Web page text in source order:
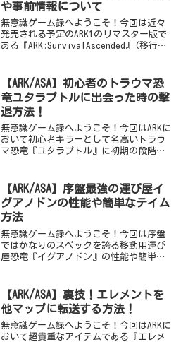
や事前情報について
無意識ゲーム録へようこそ！今回は近々
発売される予定のARK1のリマスター版で
ある『ARK:SurvivalAscended』(移行
す！Ark:SurvivalEvo...
【ARK/ASA】初心者のトラウマ恐
竜ユタラプトルに出会った時の撃
退方法！
無意識ゲーム録へようこそ！今回はARKに
おいて初心者キラーとして名高いトラウ
マ恐竜『ユタラプトル』に初期の段階で
ユタラプトルに遭遇！【ゆっくり実況】
【アイランド】...
【ARK/ASA】序盤最強の運び屋イ
グアノドンの性能や簡単なテイム
方法
無意識ゲーム録へようこそ！今回は序盤
ではかなりのスペックを誇る移動用運び
屋恐竜『イグアノドン』の性能や簡単な
た恐竜イグアノドンとカルノタウルスに
遭遇！【ゆっくり実況...
【ARK/ASA】裏技！エレメントを
他マップに転送する方法！
無意識ゲーム録へようこそ！今回はARKに
おいて超貴重なアイテムである『エレメ